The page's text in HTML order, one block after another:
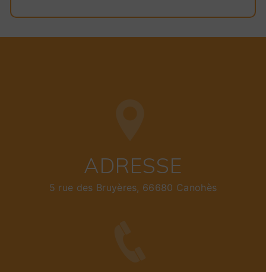
ADRESSE
5 rue des Bruyères, 66680 Canohès